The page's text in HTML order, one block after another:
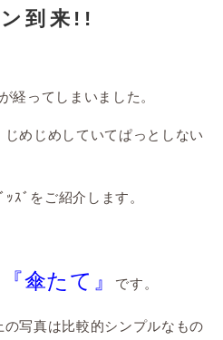
到来!!
経ってしまいました。
めじめしていてぱっとしない
ｽﾞをご紹介します。
『傘たて』 です。
写真は比較的シンプルなもの